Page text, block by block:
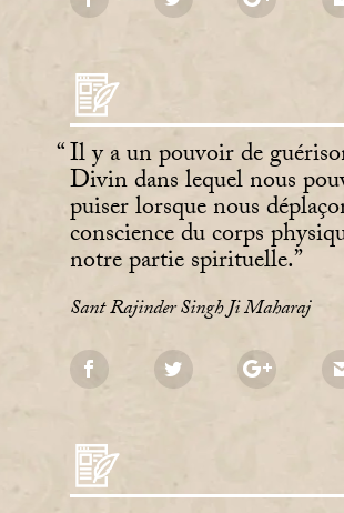
Il y a un pouvoir de
Divin dans lequel nous
puiser lorsque nous
conscience du corps
notre partie spirituelle.
Sant Rajinder Singh Ji Maharaj